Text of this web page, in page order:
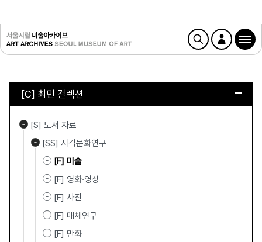
[C] 최민 컬렉션
[S] 도서 자료
[SS] 시각문화연구
[F] 미술
[F] 영화·영상
[F] 사진
[F] 매체연구
[F] 만화